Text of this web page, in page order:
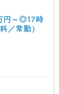
円～◎17時
／常勤）